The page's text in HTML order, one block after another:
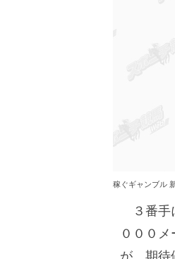
稼ぐギャンブル
３番手
０００
が、期待